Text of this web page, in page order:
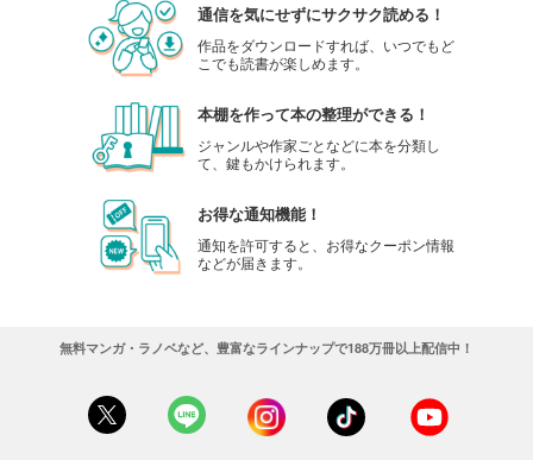
通信を気にせずにサクサク読める！
作品をダウンロードすれば、いつでもど
こでも読書が楽しめます。
本棚を作って本の整理ができる！
ジャンルや作家ごとなどに本を分類し
て、鍵もかけられます。
お得な通知機能！
通知を許可すると、お得なクーポン情報
などが届きます。
無料マンガ・ラノベなど、豊富なラインナップで188万冊以上配信中！